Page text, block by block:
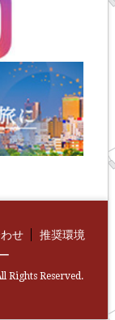
せ
推奨環境
Rights Reserved.